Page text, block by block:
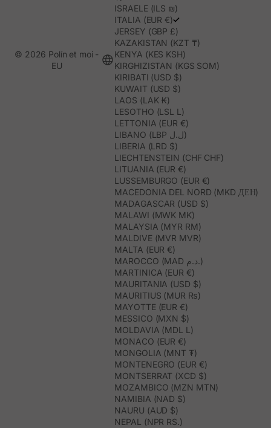
ISRAELE (ILS ₪)
ITALIA (EUR €)
JERSEY (GBP £)
KAZAKISTAN (KZT ₸)
KENYA (KES KSH)
KIRGHIZISTAN (KGS SOM)
KIRIBATI (USD $)
KUWAIT (USD $)
LAOS (LAK ₭)
LESOTHO (LSL L)
LETTONIA (EUR €)
LIBANO (LBP ل.ل)
LIBERIA (LRD $)
LIECHTENSTEIN (CHF CHF)
LITUANIA (EUR €)
LUSSEMBURGO (EUR €)
MACEDONIA DEL NORD (MKD ДЕН)
MADAGASCAR (USD $)
MALAWI (MWK MK)
MALAYSIA (MYR RM)
MALDIVE (MVR MVR)
MALTA (EUR €)
MAROCCO (MAD د.م.)
MARTINICA (EUR €)
MAURITANIA (USD $)
MAURITIUS (MUR ₨)
MAYOTTE (EUR €)
MESSICO (MXN $)
MOLDAVIA (MDL L)
MONACO (EUR €)
MONGOLIA (MNT ₮)
MONTENEGRO (EUR €)
MONTSERRAT (XCD $)
MOZAMBICO (MZN MTN)
NAMIBIA (NAD $)
NAURU (AUD $)
NEPAL (NPR RS.)
© 2026 Polín et moi -
EU